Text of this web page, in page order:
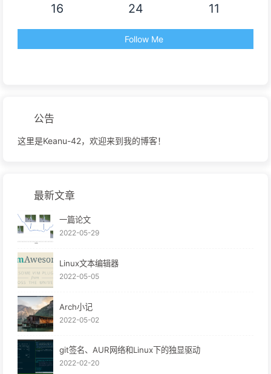
16 24 11
Follow Me
公告
这里是Keanu-42，欢迎来到我的博客！
最新文章
一篇论文
2022-05-29
Linux文本编辑器
2022-05-05
Arch小记
2022-05-02
git签名、AUR网络和Linux下的独显驱动
2022-02-20